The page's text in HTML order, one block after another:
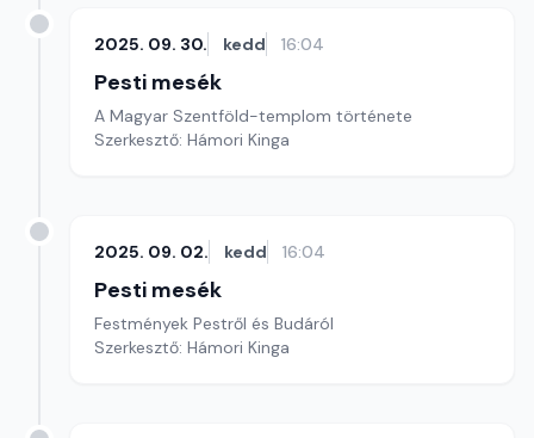
2025. 09. 30. kedd 16:04
Pesti mesék
A Magyar Szentföld-templom története
Szerkesztő: Hámori Kinga
2025. 09. 02. kedd 16:04
Pesti mesék
Festmények Pestről és Budáról
Szerkesztő: Hámori Kinga